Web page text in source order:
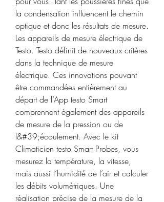
la condensation influencent le chemin
optique et donc les résultats de mesure.
Les appareils de mesure électrique de
Testo. Testo définit de nouveaux critères
dans la technique de mesure
électrique. Ces innovations pouvant
être commandées entièrement au
départ de l’App testo Smart
comprennent également des appareils
de mesure de la pression ou de
l&#39;écoulement. Avec le kit
Climaticien testo Smart Probes, vous
mesurez la température, la vitesse,
mais aussi l’humidité de l’air et calculer
les débits volumétriques. Une
réalisation précise de la mesure de la